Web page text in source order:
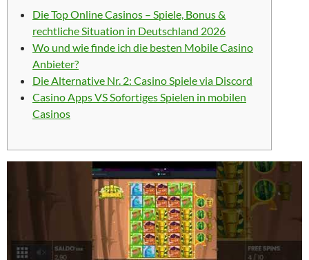
Die Top Online Casinos – Spiele, Bonus &
rechtliche Situation in Deutschland 2026
Wo und wie finde ich die besten Mobile Casino
Anbieter?
Die Alternative Nr. 2: Casino Spiele via Discord
Casino Apps VS Sofortiges Spielen in mobilen
Casinos